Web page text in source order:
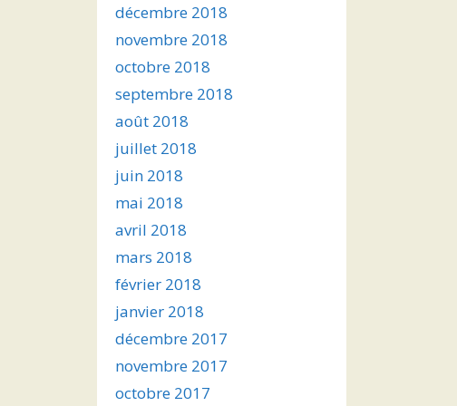
décembre 2018
novembre 2018
octobre 2018
septembre 2018
août 2018
juillet 2018
juin 2018
mai 2018
avril 2018
mars 2018
février 2018
janvier 2018
décembre 2017
novembre 2017
octobre 2017